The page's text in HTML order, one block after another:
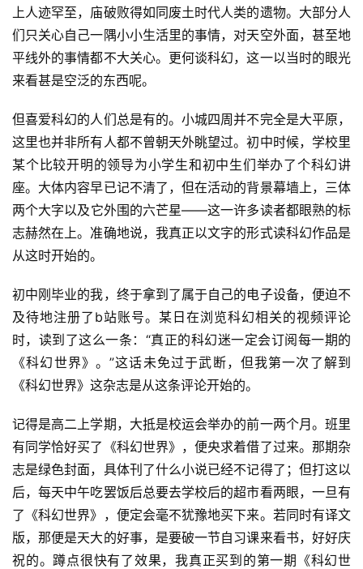
上人迹罕至，庙破败得如同废土时代人类的遗物。大部分人
们只关心自己一隅小小生活里的事情，对天空外面，甚至地
平线外的事情都不大关心。更何谈科幻，这一以当时的眼光
来看甚是空泛的东西呢。
但喜爱科幻的人们总是有的。小城四周并不完全是大平原，
这里也并非所有人都不曾朝天外眺望过。初中时候，学校里
某个比较开明的领导为小学生和初中生们举办了个科幻讲
座。大体内容早已记不清了，但在活动的背景幕墙上，三体
两个大字以及它外围的六芒星——这一许多读者都眼熟的标
志赫然在上。准确地说，我真正以文字的形式读科幻作品是
从这时开始的。
初中刚毕业的我，终于拿到了属于自己的电子设备，便迫不
及待地注册了b站账号。某日在浏览科幻相关的视频评论
时，读到了这么一条：“真正的科幻迷一定会订阅每一期的
《科幻世界》。”这话未免过于武断，但我第一次了解到
《科幻世界》这杂志是从这条评论开始的。
记得是高二上学期，大抵是校运会举办的前一两个月。班里
有同学恰好买了《科幻世界》，便央求着借了过来。那期杂
志是绿色封面，具体刊了什么小说已经不记得了；但打这以
后，每天中午吃罢饭后总要去学校后的超市看两眼，一旦有
了《科幻世界》，便定会毫不犹豫地买下来。若同时有译文
版，那便是天大的好事，是要破一节自习课来看书，好好庆
祝的。蹲点很快有了效果，我真正买到的第一期《科幻世